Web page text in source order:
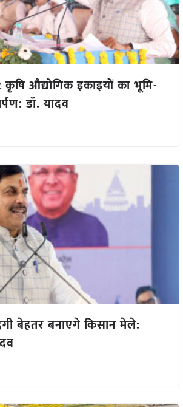
औद्योगिक इकाइयों का भूमि-
डॉ. यादव
बेहतर बनाएगे किसान मेले: